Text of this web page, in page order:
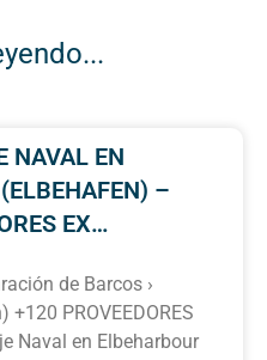
NAVAL EN
–
EX…
de Barcos ›
PROVEEDORES
Naval en Elbeharbour